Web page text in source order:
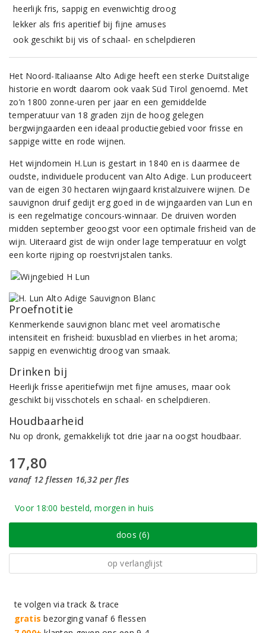
heerlijk fris, sappig en evenwichtig droog
lekker als fris aperitief bij fijne amuses
ook geschikt bij vis of schaal- en schelpdieren
Het Noord-Italiaanse Alto Adige heeft een sterke Duitstalige
historie en wordt daarom ook vaak Süd Tirol genoemd. Met
zo’n 1800 zonne-uren per jaar en een gemiddelde
temperatuur van 18 graden zijn de hoog gelegen
bergwijngaarden een ideaal productiegebied voor frisse en
sappige witte en rode wijnen.
Het wijndomein H.Lun is gestart in 1840 en is daarmee de
oudste, individuele producent van Alto Adige. Lun produceert
van de eigen 30 hectaren wijngaard kristalzuivere wijnen. De
sauvignon druif gedijt erg goed in de wijngaarden van Lun en
is een regelmatige concours-winnaar. De druiven worden
midden september geoogst voor een optimale frisheid van de
wijn. Uiteraard gist de wijn onder lage temperatuur en volgt
een korte rijping op roestvrijstalen tanks.
Proefnotitie
Kenmerkende sauvignon blanc met veel aromatische
intensiteit en frisheid: buxusblad en vlierbes in het aroma;
sappig en evenwichtig droog van smaak.
Drinken bij
Heerlijk frisse aperitiefwijn met fijne amuses, maar ook
geschikt bij visschotels en schaal- en schelpdieren.
Houdbaarheid
Nu op dronk, gemakkelijk tot drie jaar na oogst houdbaar.
17,80
vanaf 12 flessen 16,32 per fles
Voor 18:00 besteld, morgen in huis
doos (6)
op verlanglijst
te volgen via track & trace
gratis bezorging vanaf 6 flessen